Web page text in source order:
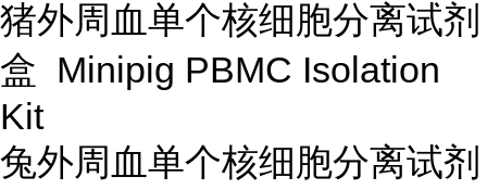
猪外周血单个核细胞分离试剂
盒 Minipig PBMC Isolation
Kit
兔外周血单个核细胞分离试剂